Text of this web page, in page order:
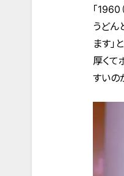
「
うどん
ます」
厚くて
すいの